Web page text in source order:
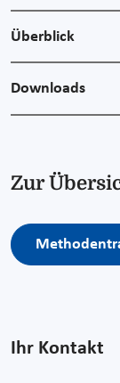
Überblick
Downloads
Zur
Ihr Kontakt